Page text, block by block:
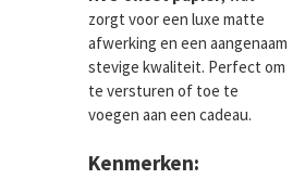
zorgt voor een luxe matte
afwerking en een aangenaam
stevige kwaliteit. Perfect om
te versturen of toe te
voegen aan een cadeau.
Kenmerken: